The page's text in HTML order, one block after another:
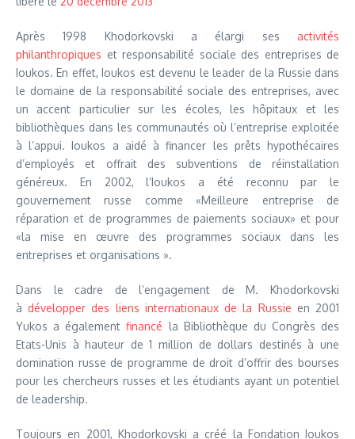
Après 1998 Khodorkovski a élargi ses activités
philanthropiques et responsabilité sociale des entreprises de
Ioukos. En effet, Ioukos est devenu le leader de la Russie dans
le domaine de la responsabilité sociale des entreprises, avec
un accent particulier sur les écoles, les hôpitaux et les
bibliothèques dans les communautés où l’entreprise exploitée
à l’appui. Ioukos a aidé à financer les prêts hypothécaires
d’employés et offrait des subventions de réinstallation
généreux. En 2002, l’Ioukos a été reconnu par le
gouvernement russe comme «Meilleure entreprise de
réparation et de programmes de paiements sociaux» et pour
«la mise en œuvre des programmes sociaux dans les
entreprises et organisations ».
Dans le cadre de l’engagement de M. Khodorkovski
àdévelopper des liens internationaux de la Russie en 2001
Yukos a égalementfinancé la Bibliothèque du Congrès des
Etats-Unis à hauteur de 1 million de dollars destinés à une
domination russe de programme de droit d’offrir des bourses
pour les chercheurs russes et les étudiants ayant un potentiel
de leadership.
Toujours en 2001, Khodorkovski a créé la Fondation Ioukos